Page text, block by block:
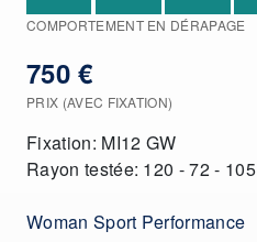
COMPORTEMENT EN DÉRAPAGE
750 €
PRIX (AVEC FIXATION)
Fixation: MI12 GW
Rayon testée: 120 - 72 - 105
Woman Sport Performance